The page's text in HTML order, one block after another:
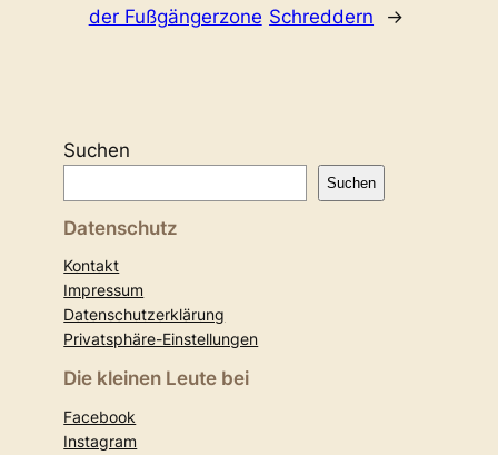
der Fußgängerzone Schreddern
→
Suchen
Suchen
Datenschutz
Kontakt
Impressum
Datenschutzerklärung
Privatsphäre-Einstellungen
Die kleinen Leute bei
Facebook
Instagram